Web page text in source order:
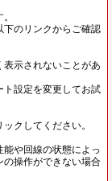
下のリンクからご確認
示されないことがあ
ト設定を変更してお試
クしてください。
能や回線の状態によっ
の操作ができない場合